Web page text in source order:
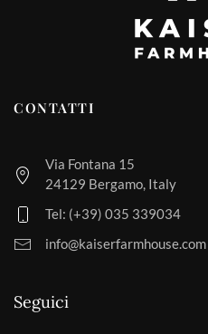
CONTATTI
Via Fontana 15
24129 Bergamo, Italy
Tel: (+39) 035 339034
info@kaiserfarmhouse.com
Seguici